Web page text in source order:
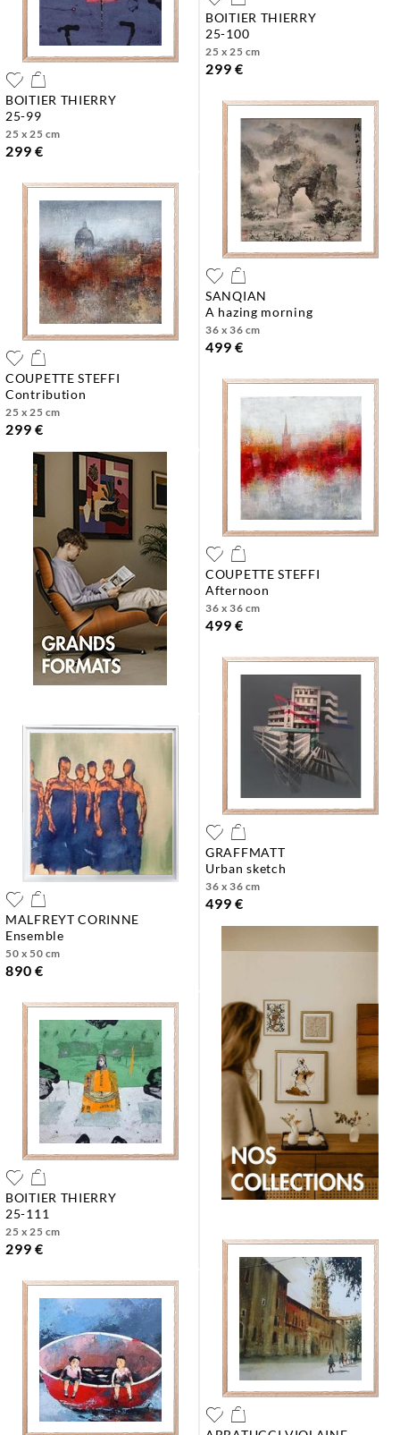
BOITIER THIERRY
25-99
25 x 25 cm
299 €
BOITIER THIERRY
25-100
25 x 25 cm
299 €
COUPETTE STEFFI
contribution
25 x 25 cm
299 €
SANQIAN
a hazing morning
36 x 36 cm
499 €
COUPETTE STEFFI
afternoon
36 x 36 cm
499 €
MALFREYT CORINNE
ensemble
50 x 50 cm
890 €
GRAFFMATT
urban sketch
36 x 36 cm
499 €
BOITIER THIERRY
25-111
25 x 25 cm
299 €